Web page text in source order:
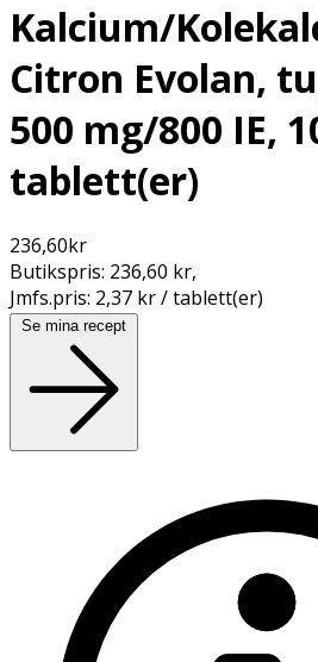
Kalcium/
Citron Evolan,
500 mg/800 IE,
tablett(er)
236,60kr
Butikspris: 236,60 kr,
Jmfs.pris: 2,37 kr / tablett(er)
Se mina recept